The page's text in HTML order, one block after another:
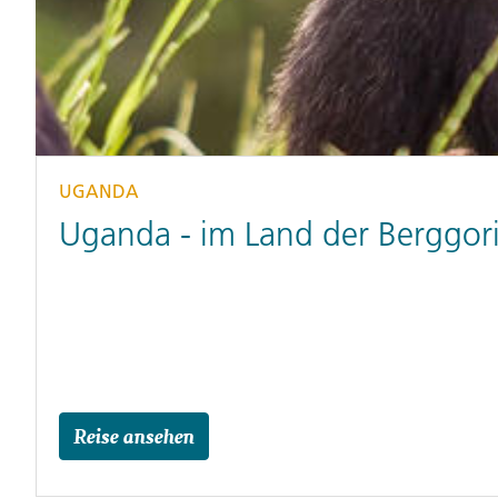
UGANDA
Uganda - im Land der
Reise ansehen